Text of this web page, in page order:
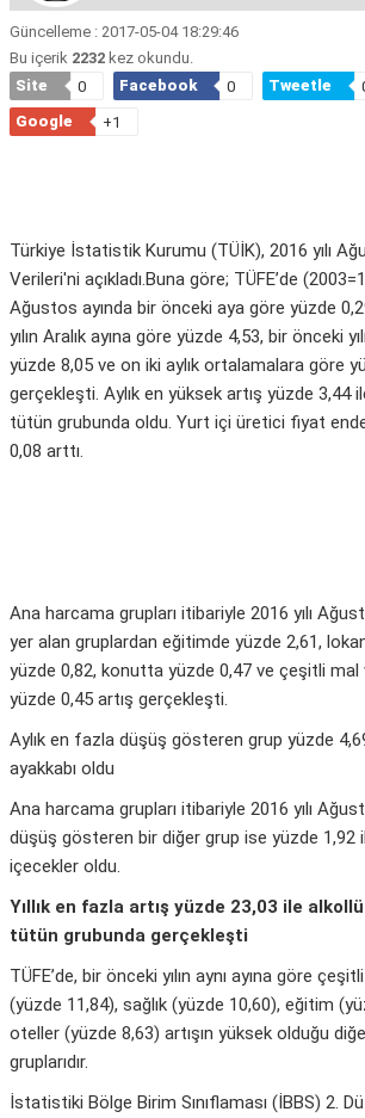
Güncelleme : 2017-05-04 18:29:46
Bu içerik 2232 kez okundu.
Site
0 Facebook 0 Tweetle
Google
+1
Türkiye İstatistik Kurumu (TÜİK), 2016 yılı
Verileri'ni açıkladı.Buna göre; TÜFE’de
Ağustos ayında bir önceki aya göre yüzde
yılın Aralık ayına göre yüzde 4,53, bir önceki
yüzde 8,05 ve on iki aylık ortalamalara göre
gerçekleşti. Aylık en yüksek artış yüzde 3,44
tütün grubunda oldu. Yurt içi üretici fiyat
0,08 arttı.
Ana harcama grupları itibariyle 2016 yılı
yer alan gruplardan eğitimde yüzde 2,61,
yüzde 0,82, konutta yüzde 0,47 ve çeşitli
yüzde 0,45 artış gerçekleşti.
Aylık en fazla düşüş gösteren grup yüzde
ayakkabı oldu
Ana harcama grupları itibariyle 2016 yılı
düşüş gösteren bir diğer grup ise yüzde 1,92
içecekler oldu.
Yıllık en fazla artış yüzde 23,03 ile
tütün grubunda gerçekleşti
TÜFE’de, bir önceki yılın aynı ayına göre
(yüzde 11,84), sağlık (yüzde 10,60), eğitim
oteller (yüzde 8,63) artışın yüksek olduğu
gruplarıdır.
İstatistiki Bölge Birim Sınıflaması (İBBS) 2.